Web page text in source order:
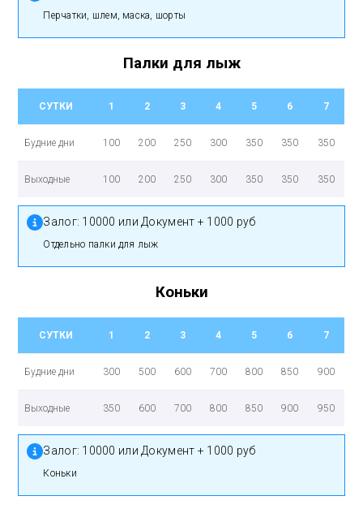
перчатки, шлем, маска, шорты
Палки для лыж
СУТКИ 1 2 3 4 5 6 7
Будние дни 100 200 250 300 350 350 350
Выходные 100 200 250 300 350 350 350
Залог: 10000 или Документ + 1000 руб
Отдельно палки для лыж
Коньки
СУТКИ 1 2 3 4 5 6 7
Будние дни 300 500 600 700 800 850 900
Выходные 350 600 700 800 850 900 950
Залог: 10000 или Документ + 1000 руб
Коньки